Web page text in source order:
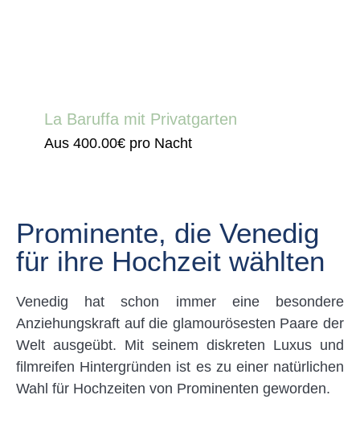
La Baruffa mit Privatgarten
Aus 400.00€ pro Nacht
Prominente, die Venedig
für ihre Hochzeit wählten
Venedig hat schon immer eine besondere
Anziehungskraft auf die glamourösesten Paare der
Welt ausgeübt. Mit seinem diskreten Luxus und
filmreifen Hintergründen ist es zu einer natürlichen
Wahl für Hochzeiten von Prominenten geworden.